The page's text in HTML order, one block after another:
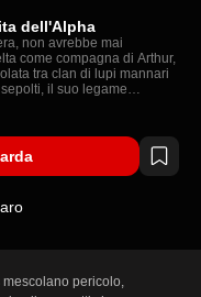
dell'Alpha
non avrebbe mai
come compagna di Arthur,
tra clan di lupi mannari
il suo legame
mescolano pericolo,